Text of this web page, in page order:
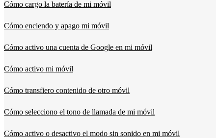
Cómo cargo la batería de mi móvil
Cómo enciendo y apago mi móvil
Cómo activo una cuenta de Google en mi móvil
Cómo activo mi móvil
Cómo transfiero contenido de otro móvil
Cómo selecciono el tono de llamada de mi móvil
Cómo activo o desactivo el modo sin sonido en mi móvil